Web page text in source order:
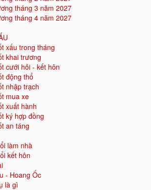
tháng 3 năm 2027
tháng 4 năm 2027
xấu trong tháng
khai trương
cưới hỏi - kết hôn
động thổ
nhập trạch
mua xe
xuất hành
ký hợp đồng
an táng
làm nhà
kết hôn
- Hoang Ốc
là gì
Tuất, con Chó) thuộc mệnh
Be.
8 Bát Bạch Thổ (2004-2023) - Tích lũy, bất
năm Bính Ngọ - Tam hợp.
gì, mệnh gì?
tuổiBính Tuất
Thổ
Nam, Đông Bắc. Bảng dưới đây tóm tắt 10 chỉ
2006